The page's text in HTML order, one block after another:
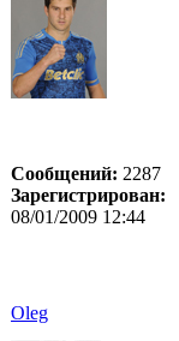
Сообщений: 2287
Зарегистрирован:
08/01/2009 12:44
Oleg